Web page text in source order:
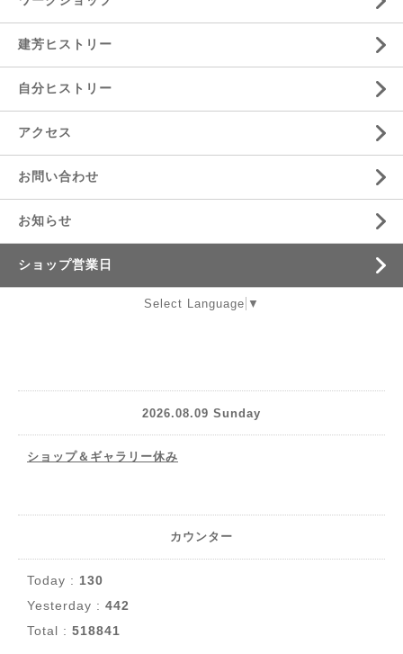
建芳ヒストリー
自分ヒストリー
アクセス
お問い合わせ
お知らせ
ショップ営業日
Select Language ▼
2026.08.09 Sunday
ショップ＆ギャラリー休み
カウンター
Today : 130
Yesterday : 442
Total : 518841